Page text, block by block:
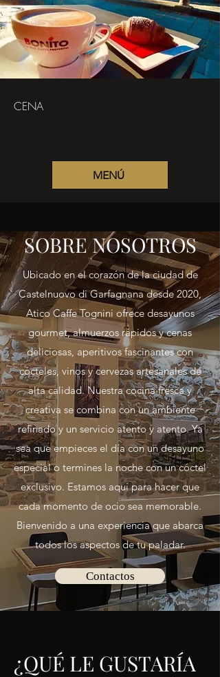
CENA
MENÚ
SOBRE NOSOTROS
Ubicado en el corazón de la ciudad de
Castelnuovo di Garfagnana desde 2020,
Atico Caffe Tognini ofrece desayunos
gourmet, almuerzos rápidos y cenas
deliciosas, aperitivos fascinantes con
cócteles, vinos y cervezas artesanales de
alta calidad. Nuestra cocina fresca y
creativa se combina con un ambiente
refinado y un servicio atento y atento. Ya
sea que empieces el día con un desayuno
especial o termines la noche con un cóctel
exclusivo. Estamos aquí para hacer que
cada momento de ocio sea memorable.
Bienvenido a una experiencia que abarca
todos los aspectos de tu paladar.
Contactos
¿QUÉ LE GUSTARÍA